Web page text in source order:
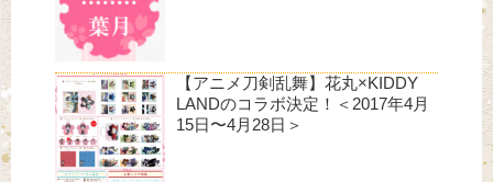
【アニメ刀剣乱舞】花丸×KIDDY
LANDのコラボ決定！＜2017年4月
15日〜4月28日＞